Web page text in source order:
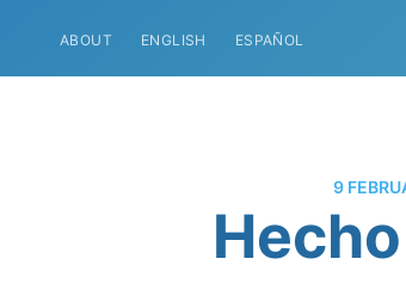
ABOUT ENGLISH ESPAÑOL
9